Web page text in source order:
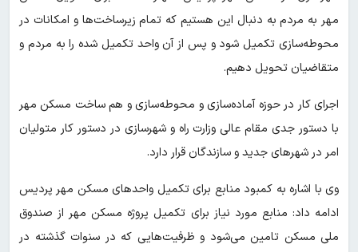
مهر به مردم به دنبال این هستیم که تمام زیرساخت‌ها و امکانات در
محوطه‌سازی تکمیل شود و پس از آن واحد تکمیل شده را به مردم و
متقاضیان تحویل دهیم.
اجرای کار در حوزه آماده‌سازی و محوطه‌سازی و هم ساخت مسکن مهر
با دستور جدی مقام عالی وزارت راه و شهرسازی در دستور کار متولیان
امر در شهرهای جدید و سازندگان قرار دارد.
وی با اشاره به کمبود منابع برای تکمیل واحدهای مسکن مهر پردیس
ادامه داد: منابع مورد نیاز برای تکمیل پروژه مسکن مهر از صندوق
ملی مسکن تامین می‌شود و ظرفیت‌هایی که در سنوات گذشته در